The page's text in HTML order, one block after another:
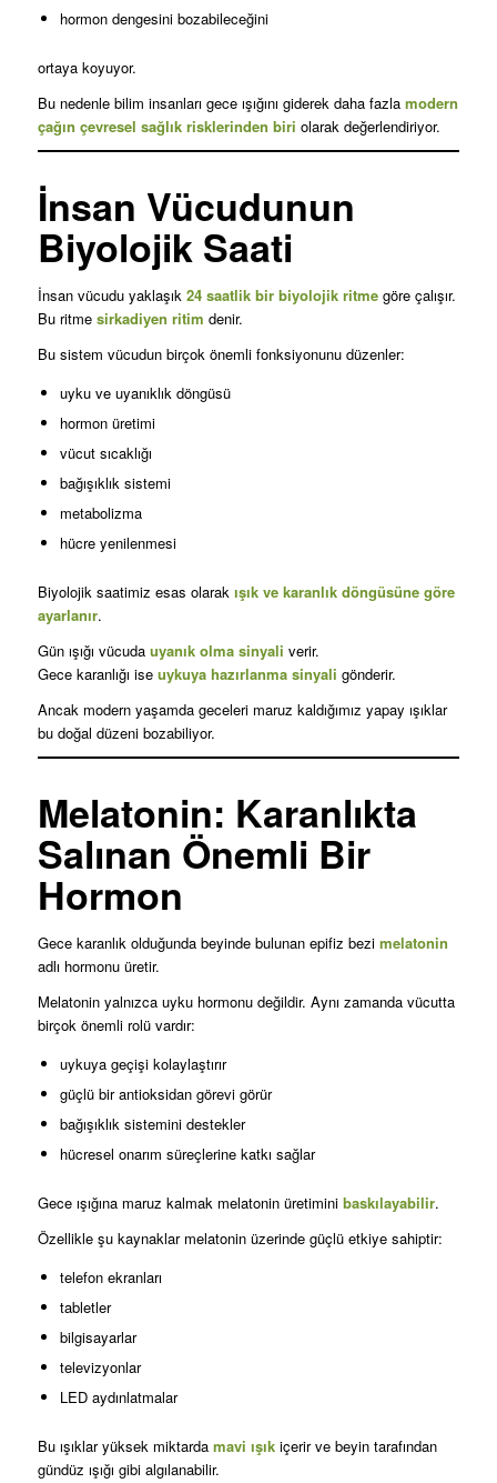
hormon dengesini bozabileceğini
ortaya koyuyor.
Bu nedenle bilim insanları gece ışığını giderek daha fazla modern
çağın çevresel sağlık risklerinden biri olarak değerlendiriyor.
İnsan Vücudunun
Biyolojik Saati
İnsan vücudu yaklaşık 24 saatlik bir biyolojik ritmegöre çalışır.
Bu ritme sirkadiyen ritim denir.
Bu sistem vücudun birçok önemli fonksiyonunu düzenler:
uyku ve uyanıklık döngüsü
hormon üretimi
vücut sıcaklığı
bağışıklık sistemi
metabolizma
hücre yenilenmesi
Biyolojik saatimiz esas olarak ışık ve karanlık döngüsüne göre
ayarlanır.
Gün ışığı vücuda uyanık olma sinyali verir.
Gece karanlığı ise uykuya hazırlanma sinyali gönderir.
Ancak modern yaşamda geceleri maruz kaldığımız yapay ışıklar
bu doğal düzeni bozabiliyor.
Melatonin: Karanlıkta
Salınan Önemli Bir
Hormon
Gece karanlık olduğunda beyinde bulunan epifiz bezi melatonin
adlı hormonu üretir.
Melatonin yalnızca uyku hormonu değildir. Aynı zamanda vücutta
birçok önemli rolü vardır:
uykuya geçişi kolaylaştırır
güçlü bir antioksidan görevi görür
bağışıklık sistemini destekler
hücresel onarım süreçlerine katkı sağlar
Gece ışığına maruz kalmak melatonin üretimini baskılayabilir.
Özellikle şu kaynaklar melatonin üzerinde güçlü etkiye sahiptir:
telefon ekranları
tabletler
bilgisayarlar
televizyonlar
LED aydınlatmalar
Bu ışıklar yüksek miktarda mavi ışıkiçerir ve beyin tarafından
gündüz ışığı gibi algılanabilir.